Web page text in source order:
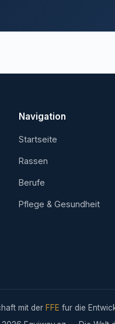
Navigation
Startseite
Rassen
Berufe
Pflege & Gesundheit
mit der FFE fur die